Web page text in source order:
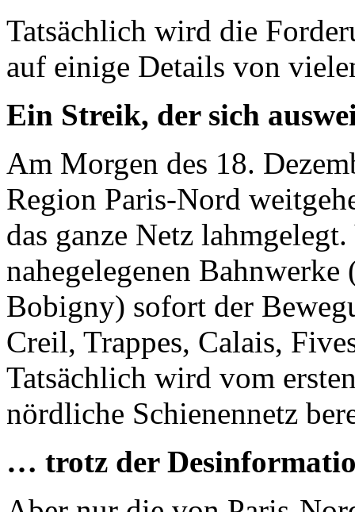
Tatsächlich wird die
auf einige Details von
Ein Streik, der sich
Am Morgen des 18.
Region Paris-Nord
das ganze Netz
nahegelegenen
Bobigny) sofort der
Creil, Trappes, Calais,
Tatsächlich wird vom
nördliche Schienennetz
… trotz der